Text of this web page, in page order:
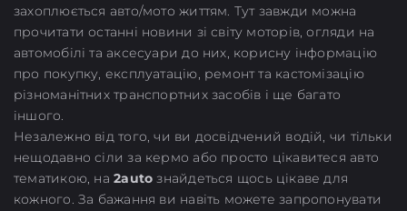
захоплюється авто/мото життям. Тут завжди можна
прочитати останні новини зі світу моторів, огляди на
автомобілі та аксесуари до них, корисну інформацію
про покупку, експлуатацію, ремонт та кастомізацію
різноманітних транспортних засобів і ще багато
іншого.
Незалежно від того, чи ви досвідчений водій, чи тільки
нещодавно сіли за кермо або просто цікавитеся авто
тематикою, на2auto знайдеться щось цікаве для
кожного. За бажання ви навіть можете запропонувати